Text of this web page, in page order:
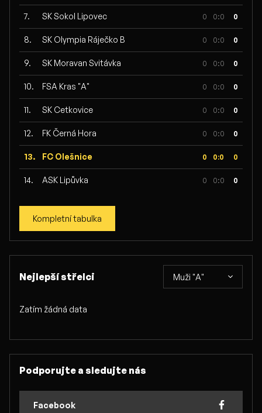
7. SK Sokol Lipovec 0 0:0 0
8. SK Olympia Ráječko B 0 0:0 0
9. SK Moravan Svitávka 0 0:0 0
10. FSA Kras "A" 0 0:0 0
11. SK Cetkovice 0 0:0 0
12. FK Černá Hora 0 0:0 0
13. FC Olešnice 0 0:0 0
14. ASK Lipůvka 0 0:0 0
Kompletní tabulka
Nejlepší střelci Muži "A"
Zatím žádná data
Podporujte a sledujte nás
Facebook